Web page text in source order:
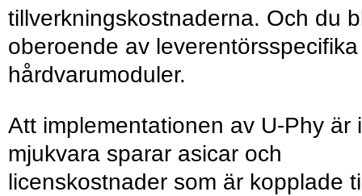
tillverkningskostnaderna. Och du
oberoende av leverentörsspecifika
hårdvaru­moduler.
Att implementationen av U-Phy är i
mjukvara sparar asicar och
licenskostnader som är kopplade